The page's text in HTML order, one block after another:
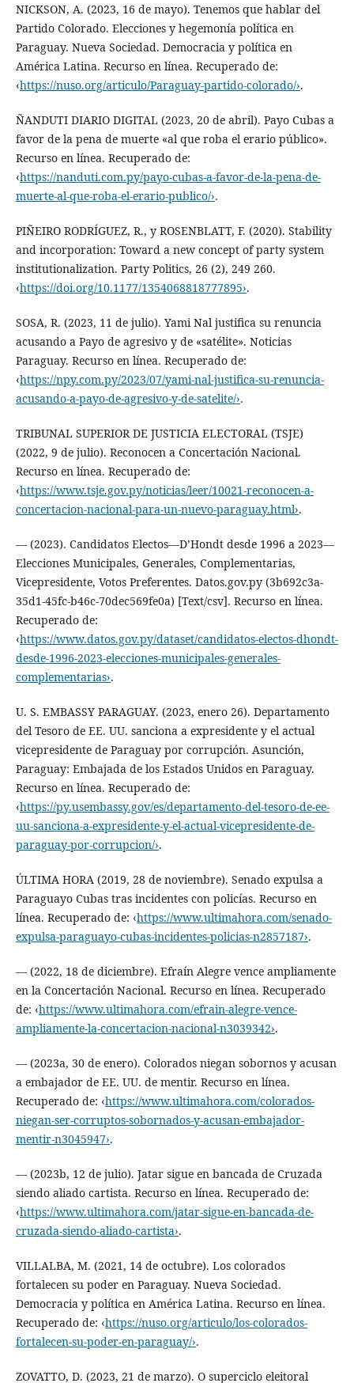
NICKSON, A. (2023, 16 de mayo). Tenemos que hablar del
Partido Colorado. Elecciones y hegemonía política en
Paraguay. Nueva Sociedad. Democracia y política en
América Latina. Recurso en línea. Recuperado de:
‹https://nuso.org/articulo/Paraguay-partido-colorado/›.
ÑANDUTI DIARIO DIGITAL (2023, 20 de abril). Payo Cubas a
favor de la pena de muerte «al que roba el erario público».
Recurso en línea. Recuperado de:
‹https://nanduti.com.py/payo-cubas-a-favor-de-la-pena-de-
muerte-al-que-roba-el-erario-publico/›.
PIÑEIRO RODRÍGUEZ, R., y ROSENBLATT, F. (2020). Stability
and incorporation: Toward a new concept of party system
institutionalization. Party Politics, 26 (2), 249 260.
‹https://doi.org/10.1177/1354068818777895›.
SOSA, R. (2023, 11 de julio). Yami Nal justifica su renuncia
acusando a Payo de agresivo y de «satélite». Noticias
Paraguay. Recurso en línea. Recuperado de:
‹https://npy.com.py/2023/07/yami-nal-justifica-su-renuncia-
acusando-a-payo-de-agresivo-y-de-satelite/›.
TRIBUNAL SUPERIOR DE JUSTICIA ELECTORAL (TSJE)
(2022, 9 de julio). Reconocen a Concertación Nacional.
Recurso en línea. Recuperado de:
‹https://www.tsje.gov.py/noticias/leer/10021-reconocen-a-
concertacion-nacional-para-un-nuevo-paraguay.html›.
— (2023). Candidatos Electos—D’Hondt desde 1996 a 2023—
Elecciones Municipales, Generales, Complementarias,
Vicepresidente, Votos Preferentes. Datos.gov.py (3b692c3a-
35d1-45fc-b46c-70dec569fe0a) [Text/csv]. Recurso en línea.
Recuperado de:
‹https://www.datos.gov.py/dataset/candidatos-electos-dhondt-
desde-1996-2023-elecciones-municipales-generales-
complementarias›.
U. S. EMBASSY PARAGUAY. (2023, enero 26). Departamento
del Tesoro de EE. UU. sanciona a expresidente y el actual
vicepresidente de Paraguay por corrupción. Asunción,
Paraguay: Embajada de los Estados Unidos en Paraguay.
Recurso en línea. Recuperado de:
‹https://py.usembassy.gov/es/departamento-del-tesoro-de-ee-
uu-sanciona-a-expresidente-y-el-actual-vicepresidente-de-
paraguay-por-corrupcion/›.
ÚLTIMA HORA (2019, 28 de noviembre). Senado expulsa a
Paraguayo Cubas tras incidentes con policías. Recurso en
línea. Recuperado de: ‹https://www.ultimahora.com/senado-
expulsa-paraguayo-cubas-incidentes-policias-n2857187›.
— (2022, 18 de diciembre). Efraín Alegre vence ampliamente
en la Concertación Nacional. Recurso en línea. Recuperado
de: ‹https://www.ultimahora.com/efrain-alegre-vence-
ampliamente-la-concertacion-nacional-n3039342›.
— (2023a, 30 de enero). Colorados niegan sobornos y acusan
a embajador de EE. UU. de mentir. Recurso en línea.
Recuperado de: ‹https://www.ultimahora.com/colorados-
niegan-ser-corruptos-sobornados-y-acusan-embajador-
mentir-n3045947›.
— (2023b, 12 de julio). Jatar sigue en bancada de Cruzada
siendo aliado cartista. Recurso en línea. Recuperado de:
‹https://www.ultimahora.com/jatar-sigue-en-bancada-de-
cruzada-siendo-aliado-cartista›.
VILLALBA, M. (2021, 14 de octubre). Los colorados
fortalecen su poder en Paraguay. Nueva Sociedad.
Democracia y política en América Latina. Recurso en línea.
Recuperado de: ‹https://nuso.org/articulo/los-colorados-
fortalecen-su-poder-en-paraguay/›.
ZOVATTO, D. (2023, 21 de marzo). O superciclo eleitoral